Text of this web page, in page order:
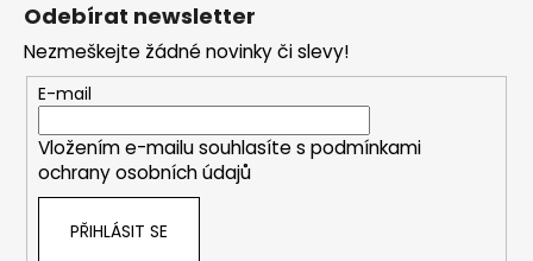
Odebírat newsletter
Nezmeškejte žádné novinky či slevy!
E-mail
Vložením e-mailu souhlasíte s podmínkami
ochrany osobních údajů
PŘIHLÁSIT SE